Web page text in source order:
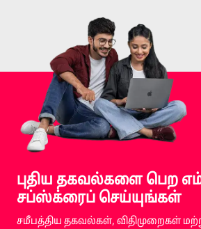
புதிய தகவல்களை பெற
சப்ஸ்க்ரைப் செய்யுங்கள்
சமீபத்திய தகவல்கள், விதிமுறைகள்